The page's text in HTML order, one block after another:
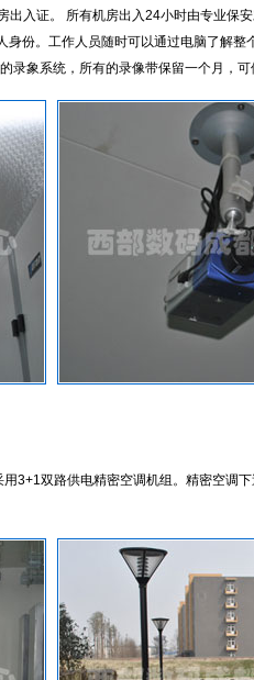
入证。 所有机房出入24小时由专业保安
份。工作人员随时可以通过电脑了解整
录象系统，所有的录像带保留一个月，
双路供电精密空调机组。精密空调下